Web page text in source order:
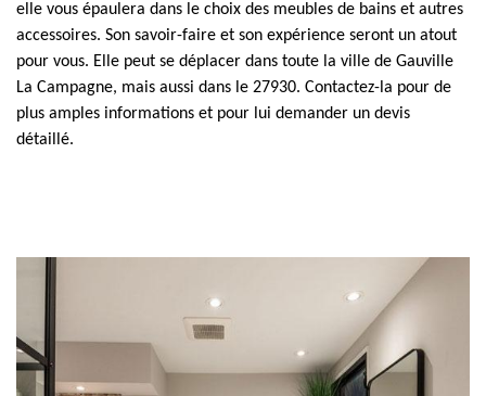
elle vous épaulera dans le choix des meubles de bains et autres
accessoires. Son savoir-faire et son expérience seront un atout
pour vous. Elle peut se déplacer dans toute la ville de Gauville
La Campagne, mais aussi dans le 27930. Contactez-la pour de
plus amples informations et pour lui demander un devis
détaillé.